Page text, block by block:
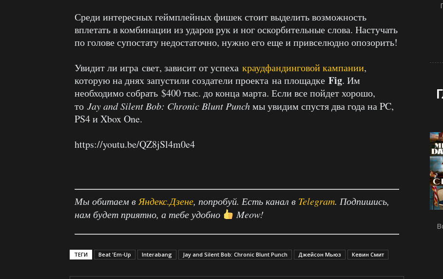
Среди интересных геймплейных фишек стоит выделить возможность
вплетать в комбинации из ударов рук и ног оскорбительные слова. Настучать
по голове супостату недостаточно, нужно его еще и привселюдно опозорить!
Увидит ли игра свет, зависит от успеха краудфандинговой кампании,
которую на днях запустили создатели проекта на площадке Fig. Им
необходимо собрать $400 тыс. до конца марта. Если все пойдет хорошо,
то Jay and Silent Bob: Chronic Blunt Punchмы увидим спустя два года на PC,
PS4 и Xbox One.
https://youtu.be/QZ8jSl4m0e4
Мы обитаем в Яндекс.Дзене, попробуй. Есть канал в Telegram. Подпишись,
нам будет приятно, а тебе удобно
Meow!
ТЕГИ Beat 'Em-Up Interabang Jay and Silent Bob: Chronic Blunt Punch Джейсон Мьюз Кевин Смит